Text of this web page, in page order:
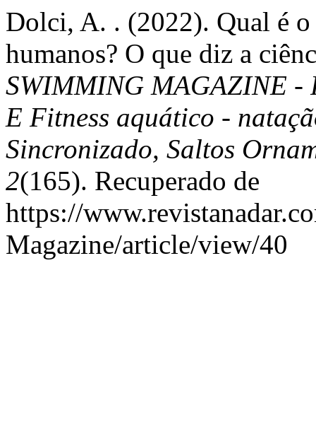
Dolci, A. . (2022). Qual é
humanos? O que diz a
SWIMMING MAGAZINE -
E Fitness aquático -
Sincronizado, Saltos
2(165). Recuperado de
https://
Magazine/article/view/40